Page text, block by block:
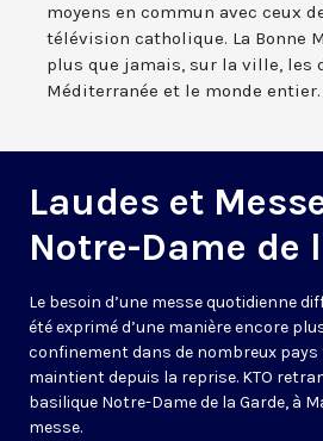
moyens en commun avec ceux
télévision catholique. La Bonne
plus que jamais, sur la ville, les
Méditerranée et le monde entier.
Laudes et
Notre-Dame de
Le besoin d’une messe quotidienne
été exprimé d’une manière encore
confinement dans de nombreux
maintient depuis la reprise. KTO
basilique Notre-Dame de la Garde, à
messe.